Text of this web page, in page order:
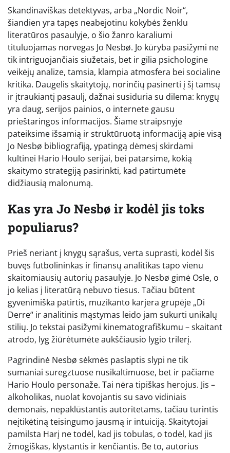
Skandinaviškas detektyvas, arba „Nordic Noir“,
šiandien yra tapęs neabejotinu kokybės ženklu
literatūros pasaulyje, o šio žanro karaliumi
tituluojamas norvegas Jo Nesbø. Jo kūryba pasižymi ne
tik intriguojančiais siužetais, bet ir gilia psichologine
veikėjų analize, tamsia, klampia atmosfera bei socialine
kritika. Daugelis skaitytojų, norinčių pasinerti į šį tamsų
ir įtraukiantį pasaulį, dažnai susiduria su dilema: knygų
yra daug, serijos painios, o internete gausu
prieštaringos informacijos. Šiame straipsnyje
pateiksime išsamią ir struktūruotą informaciją apie visą
Jo Nesbø bibliografiją, ypatingą dėmesį skirdami
kultinei Hario Houlo serijai, bei patarsime, kokią
skaitymo strategiją pasirinkti, kad patirtumėte
didžiausią malonumą.
Kas yra Jo Nesbø ir kodėl jis toks
populiarus?
Prieš neriant į knygų sąrašus, verta suprasti, kodėl šis
buvęs futbolininkas ir finansų analitikas tapo vienu
skaitomiausių autorių pasaulyje. Jo Nesbø gimė Osle, o
jo kelias į literatūrą nebuvo tiesus. Tačiau būtent
gyvenimiška patirtis, muzikanto karjera grupėje „Di
Derre“ ir analitinis mąstymas leido jam sukurti unikalų
stilių. Jo tekstai pasižymi kinematografiškumu – skaitant
atrodo, lyg žiūrėtumėte aukščiausio lygio trilerį.
Pagrindinė Nesbø sėkmės paslaptis slypi ne tik
sumaniai suregztuose nusikaltimuose, bet ir pačiame
Hario Houlo personaže. Tai nėra tipiškas herojus. Jis –
alkoholikas, nuolat kovojantis su savo vidiniais
demonais, nepaklūstantis autoritetams, tačiau turintis
neįtikėtiną teisingumo jausmą ir intuiciją. Skaitytojai
pamilsta Harį ne todėl, kad jis tobulas, o todėl, kad jis
žmogiškas, klystantis ir kenčiantis. Be to, autorius